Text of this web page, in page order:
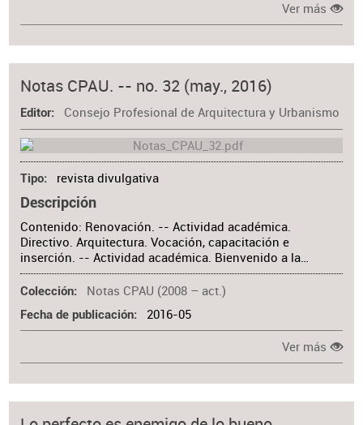
Ver más
Notas CPAU. -- no. 32 (may., 2016)
Editor Consejo Profesional de Arquitectura y Urbanismo
Tipo revista divulgativa
Descripción
Contenido: Renovación. -- Actividad académica.
Directivo. Arquitectura. Vocación, capacitación e
inserción. -- Actividad académica. Bienvenido a la…
Colección Notas CPAU (2008 – act.)
Fecha de publicación 2016-05
Ver más